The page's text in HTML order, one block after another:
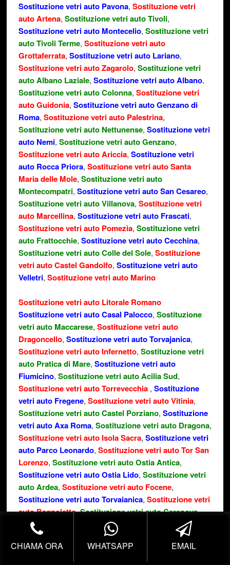
Sostituzione vetri auto Pavona, Sostituzione vetri
auto Artena, Sostituzione vetri auto Tivoli,
Sostituzione vetri auto Montecelio, Sostituzione vetri
auto Tivoli Terme, Sostituzione vetri auto
Grottaferrata, Sostituzione vetri auto Lariano,
Sostituzione vetri auto Zagarolo, Sostituzione vetri
auto Albano Laziale, Sostituzione vetri auto Albano,
Sostituzione vetri auto Colonna, Sostituzione vetri
auto Guidonia, Sostituzione vetri auto Genzano di
Roma, Sostituzione vetri auto Palestrina,
Sostituzione vetri auto Nettunense, Sostituzione vetri
auto Nemi, Sostituzione vetri auto Genzano,
Sostituzione vetri auto Ariccia, Sostituzione vetri
auto Rocca Priora, Sostituzione vetri auto Santa
Maria delle Mole, Sostituzione vetri auto
Montecompatri, Sostituzione vetri auto San Cesareo,
Sostituzione vetri auto Villanova, Sostituzione vetri
auto Marcellina, Sostituzione vetri auto Frascati,
Sostituzione vetri auto Pomezia, Sostituzione vetri
auto Frattocchie, Sostituzione vetri auto Cecchina,
Sostituzione vetri auto Colle del Sole, Sostituzione
vetri auto Castel Gandolfo, Sostituzione vetri auto
Velletri, Sostituzione vetri auto Marino
Sostituzione vetri auto Litorale Romano
Sostituzione vetri auto Casal Palocco, Sostituzione
vetri auto Maccarese, Sostituzione vetri auto
Dragoncello, Sostituzione vetri auto Torvajanica,
Sostituzione vetri auto Infernetto, Sostituzione vetri
auto Pratica di Mare, Sostituzione vetri auto
Fiumicino, Sostituzione vetri auto Acilia Sud,
Sostituzione vetri auto Torrevecchia , Sostituzione
vetri auto Fregene, Sostituzione vetri auto Vitinia,
Sostituzione vetri auto Castel Porziano, Sostituzione
vetri auto Axa Roma, Sostituzione vetri auto Dragona,
Sostituzione vetri auto Isola Sacra, Sostituzione vetri
auto Parco Leonardo, Sostituzione vetri auto Tor San
Lorenzo, Sostituzione vetri auto Ostia Antica,
Sostituzione vetri auto Ostia Lido, Sostituzione vetri
auto Ardea, Sostituzione vetri auto Focene,
Sostituzione vetri auto Torvaianica, Sostituzione vetri
auto Bagnoletto,Sostituzione vetri auto Cerenova,
Sostituzione vetri auto Colle dei Pini
Sostituzione
vetri auto Cerveteri
CHIAMA ORA WHATSAPP EMAIL